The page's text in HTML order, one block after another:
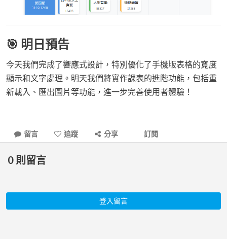
🎯 明日預告
今天我們完成了響應式設計，特別優化了手機版表格的寬度
顯示和文字處理。明天我們將實作課表的進階功能，包括重
新載入、匯出圖片等功能，進一步完善使用者體驗！
留言 追蹤 分享 訂閱
0 則留言
登入留言